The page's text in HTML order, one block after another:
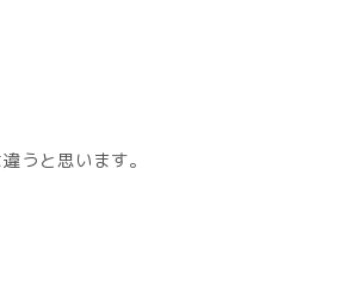
うと思います。